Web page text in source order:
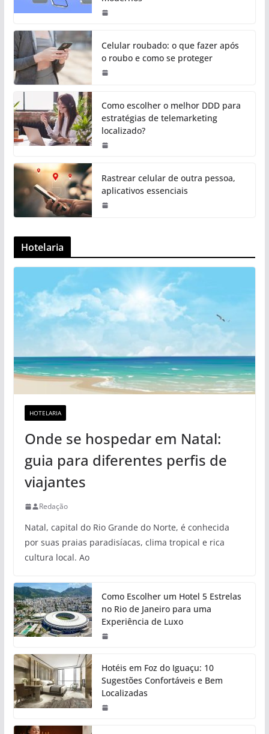
Celular roubado: o que fazer após
o roubo e como se proteger
Como escolher o melhor DDD para
estratégias de telemarketing
localizado?
Rastrear celular de outra pessoa,
aplicativos essenciais
Hotelaria
HOTELARIA
Onde se hospedar em Natal:
guia para diferentes perfis de
viajantes
Redação
Natal, capital do Rio Grande do Norte, é conhecida
por suas praias paradisíacas, clima tropical e rica
cultura local. Ao
Como Escolher um Hotel 5 Estrelas
no Rio de Janeiro para uma
Experiência de Luxo
Hotéis em Foz do Iguaçu: 10
Sugestões Confortáveis e Bem
Localizadas